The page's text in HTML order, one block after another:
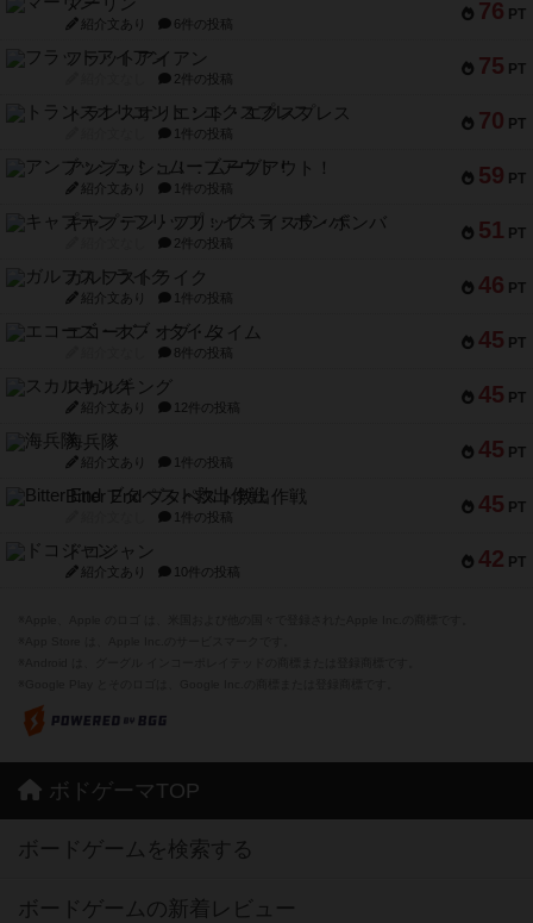
76 PT
マーリン
紹介文あり 6件の投稿
75 PT
フラットアイアン
2件の投稿
70 PT
トランスオリエント・エクスプレス
1件の投稿
59 PT
アンブッシュ！：ムーブアウト！
紹介文あり 1件の投稿
51 PT
キャプテン・フリップ：イスラ・ボンバ
2件の投稿
46 PT
ガルフストライク
紹介文あり 1件の投稿
45 PT
エコーズ・オブ・タイム
8件の投稿
45 PT
スカルキング
紹介文あり 12件の投稿
45 PT
海兵隊
紹介文あり 1件の投稿
45 PT
Bitter End ブタペスト救出作戦
1件の投稿
42 PT
ドコジャン
紹介文あり 10件の投稿
ボドゲーマTOP
ボードゲームを検索する
ボードゲームの新着レビュー